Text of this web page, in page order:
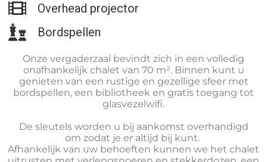
Overhead projector
Bordspellen
Onze vergaderzaal bevindt zich in een volledig
onafhankelijk chalet van 70 m². Binnen kunt u
genieten van een rustige en gezellige sfeer met
bordspellen, een bibliotheek en gratis toegang tot
glasvezelwifi.
De sleutels worden u bij aankomst overhandigd
om zodat je er altijd bij kunt.
Afhankelijk van uw behoeften kunnen we het chalet